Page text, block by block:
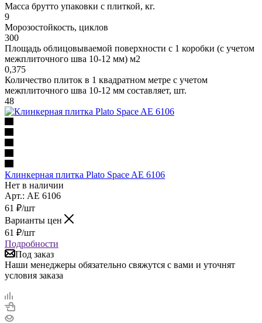
Масса брутто упаковки с плиткой, кг.
9
Морозостойкость, циклов
300
Площадь облицовываемой поверхности с 1 коробки (с учетом
межплиточного шва 10-12 мм) м2
0,375
Количество плиток в 1 квадратном метре с учетом
межплиточного шва 10-12 мм составляет, шт.
48
Клинкерная плитка Plato Space AE 6106
Нет в наличии
Арт.: AE 6106
61 ₽/шт
Варианты цен
61 ₽/шт
Подробности
Под заказ
Наши менеджеры обязательно свяжутся с вами и уточнят
условия заказа